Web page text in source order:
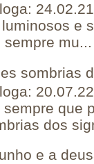
e
mu...
sombrias
que
dos
e a